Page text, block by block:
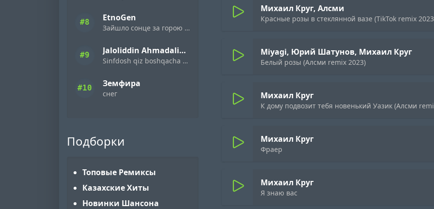
#8 EtnoGen
Зайшло сонце за горою темна ніч настала
#9 Jaloliddin Ahmadaliyev
Sinfdosh qiz boshqacha eding
#10 Земфира
снег
Подборки
Топовые Ремиксы
Казахские Хиты
Новинки Шансона
Михаил Круг, Алсми
Красные розы в стеклянной вазе (TikTok remix
Miyagi, Юрий Шатунов, Михаил Круг
Белый розы (Алсми remix 2023)
Михаил Круг
К дому подвозит тебя новенький Уазик (Алсми
Михаил Круг
Фраер
Михаил Круг
Я знаю вас